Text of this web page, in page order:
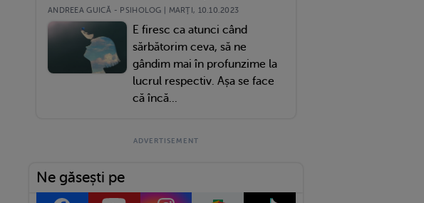
ANDREEA GUICĂ - PSIHOLOG | MARŢI, 10.10.2023
E firesc ca atunci când
sărbătorim ceva, să ne
gândim mai în profunzime la
lucrul respectiv. Așa se face
că încă...
Ne găsești pe